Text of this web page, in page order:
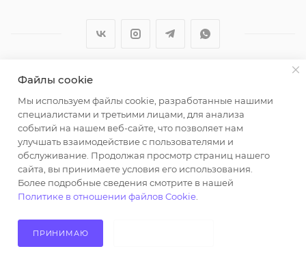
2026 © ООО "Вайт Текстиль групп"
Любая информация на сайте носит справочный
характер и не является публичной офертой
определяемой положениями пункта 2 статьи 437
Гражданского кодекса Российской Федерации.
Использование любых материалов, опубликованных
на https://opt-milena.ru, допустимо только при
наличии письменного разрешения редакции и
активной ссылки на https://opt-milena.ru
Файлы cookie
Мы используем файлы cookie, разработанные нашими
специалистами и третьими лицами, для анализа
событий на нашем веб-сайте, что позволяет нам
улучшать взаимодействие с пользователями и
обслуживание. Продолжая просмотр страниц нашего
сайта, вы принимаете условия его использования.
Более подробные сведения смотрите в нашей
Политике в отношении файлов Cookie
ПРИНИМАЮ